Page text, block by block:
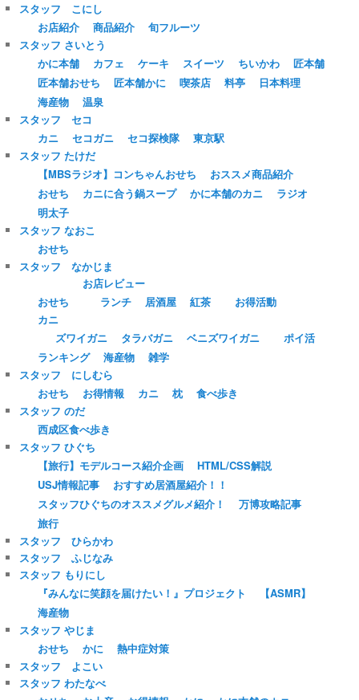
スタッフ こにし
お店紹介
商品紹介
旬フルーツ
スタッフ さいとう
かに本舗
カフェ ケーキ スイーツ ちいかわ
匠本舗
匠本舗おせち
匠本舗かに 喫茶店 料亭
日本料理
海産物
温泉
スタッフ セコ
カニ
セコガニ セコ探検隊
東京駅
スタッフ たけだ
【MBSラジオ】コンちゃんおせち
おススメ商品紹介
おせち
カニに合う鍋スープ かに本舗のカニ
ラジオ
明太子
スタッフ なおこ
おせち
スタッフ なかじま
おせち
お店レビュー
ランチ
居酒屋 紅茶
お得活動
カニ
ズワイガニ
タラバガニ ベニズワイガニ
ポイ活
ランキング
海産物
雑学
スタッフ にしむら
おせち
お得情報 カニ 枕
食べ歩き
スタッフ のだ
西成区食べ歩き
スタッフ ひぐち
【旅行】モデルコース紹介企画
HTML/CSS解説
USJ情報記事
おすすめ居酒屋紹介！！
スタッフひぐちのオススメグルメ紹介！
万博攻略記事
旅行
スタッフ ひらかわ
スタッフ ふじなみ
スタッフ もりにし
『みんなに笑顔を届けたい！』プロジェクト
【ASMR】
海産物
スタッフ やじま
おせち
かに
熱中症対策
スタッフ よこい
スタッフ わたなべ